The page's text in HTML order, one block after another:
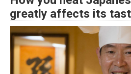
greatly affects its